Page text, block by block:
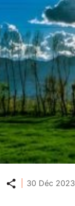
Partager
30 Déc